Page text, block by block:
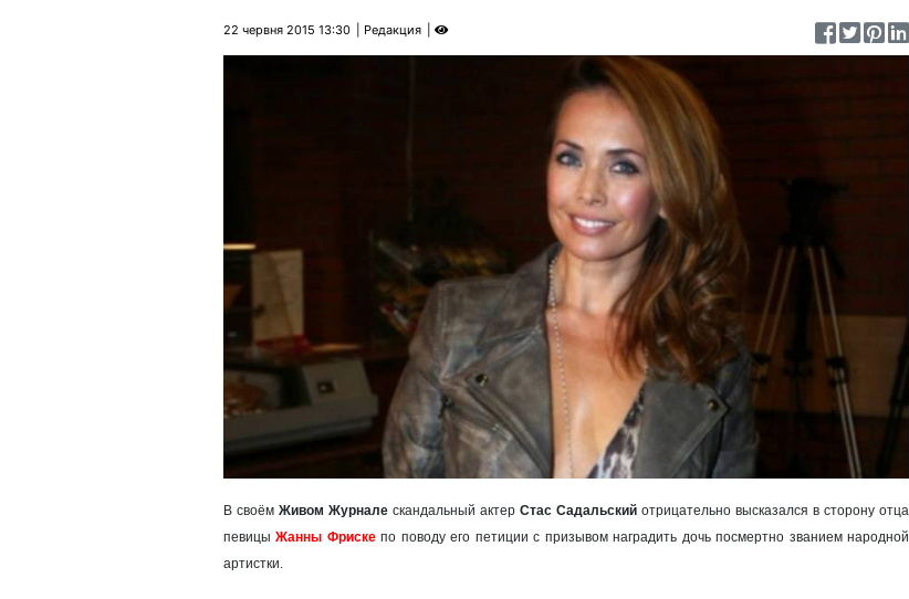
22 червня 2015 13:30 Редакция
В своём Живом Журнале скандальный актер Стас Садальский отрицательно высказался в сторону отца
певицыЖанны Фрискепо поводу его петиции с призывом наградить дочь посмертно званием народной
артистки.